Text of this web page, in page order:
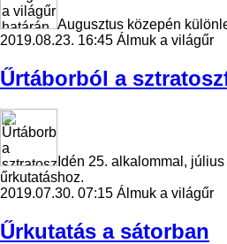
Augusztus közepén
2019.08.23. 16:45 Álmuk a világűr
Űrtáborból a
Idén 25. alkalommal,
űrkutatáshoz.
2019.07.30. 07:15 Álmuk a világűr
Űrkutatás a sátorban